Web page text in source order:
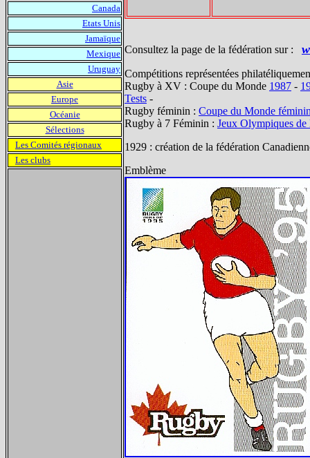
Consultez la page de la fédération sur :
Compétitions représentées
Rugby à XV : Coupe du Monde 1987 -
Tests -
Rugby féminin : Coupe du Monde
Rugby à 7 Féminin : Jeux Olympiques de
1929 : création de la fédération
Emblème
Canada
Etats Unis
Jamaïque
Mexique
Uruguay
Asie
Europe
Océanie
Sélections
Les Comités régionaux
Les clubs